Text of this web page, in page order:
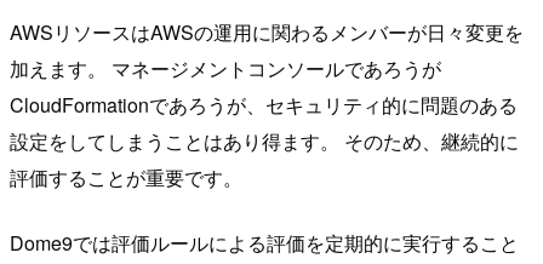
AWSリソースはAWSの運用に関わるメンバーが日々変更を
加えます。 マネージメントコンソールであろうが
CloudFormationであろうが、セキュリティ的に問題のある
設定をしてしまうことはあり得ます。 そのため、継続的に
評価することが重要です。
Dome9では評価ルールによる評価を定期的に実行すること